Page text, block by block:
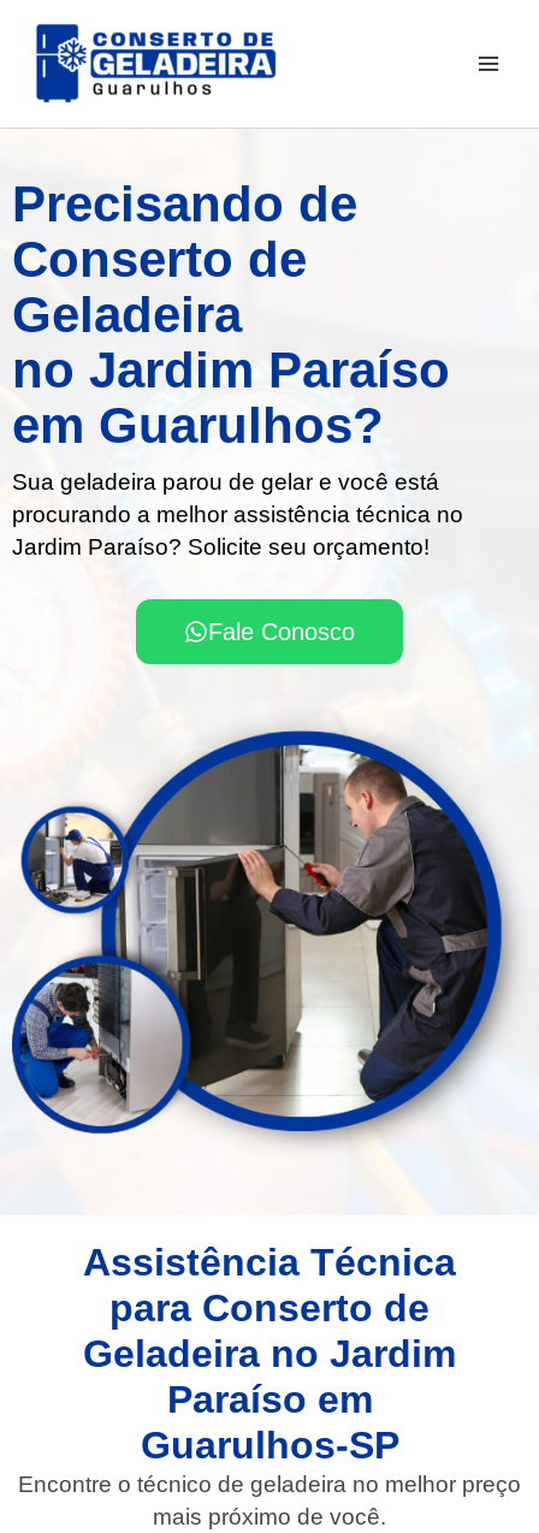
para
Precisando de
Conserto de
Geladeira
no Jardim Paraíso
em Guarulhos?
Sua geladeira parou de gelar e você está
procurando a melhor assistência técnica no
Jardim Paraíso? Solicite seu orçamento!
Fale Conosco
Assistência Técnica
para Conserto de
Geladeira no Jardim
Paraíso em
Guarulhos-SP
Encontre o técnico de geladeira no melhor preço
mais próximo de você.